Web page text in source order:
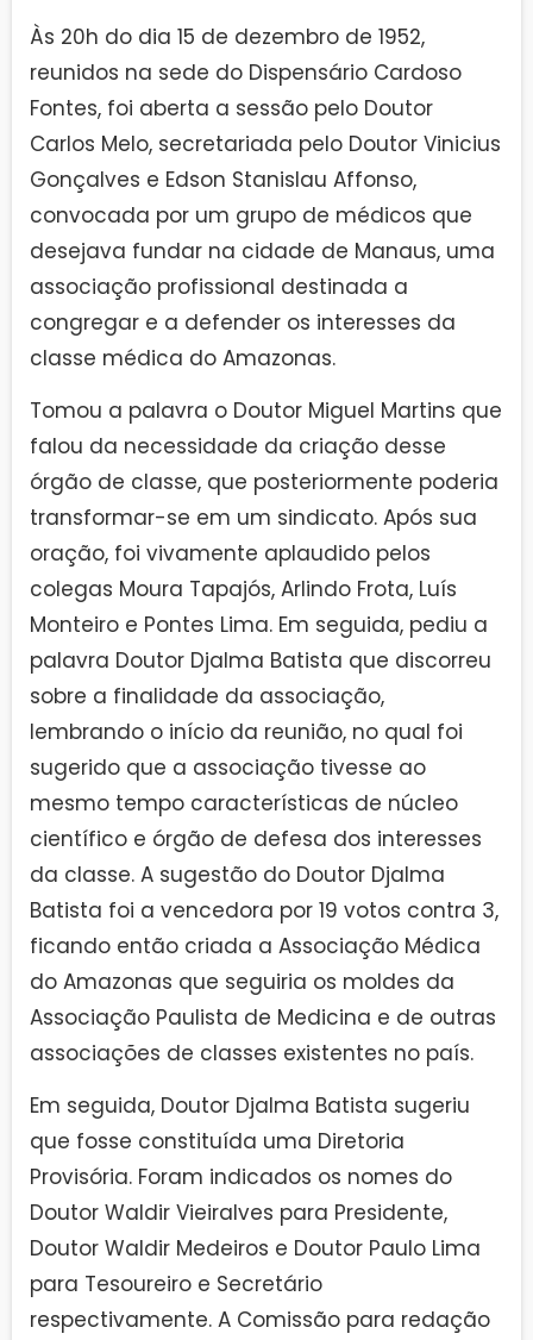
Às 20h do dia 15 de dezembro de 1952,
reunidos na sede do Dispensário Cardoso
Fontes, foi aberta a sessão pelo Doutor
Carlos Melo, secretariada pelo Doutor Vinicius
Gonçalves e Edson Stanislau Affonso,
convocada por um grupo de médicos que
desejava fundar na cidade de Manaus, uma
associação profissional destinada a
congregar e a defender os interesses da
classe médica do Amazonas.
Tomou a palavra o Doutor Miguel Martins que
falou da necessidade da criação desse
órgão de classe, que posteriormente poderia
transformar-se em um sindicato. Após sua
oração, foi vivamente aplaudido pelos
colegas Moura Tapajós, Arlindo Frota, Luís
Monteiro e Pontes Lima. Em seguida, pediu a
palavra Doutor Djalma Batista que discorreu
sobre a finalidade da associação,
lembrando o início da reunião, no qual foi
sugerido que a associação tivesse ao
mesmo tempo características de núcleo
científico e órgão de defesa dos interesses
da classe. A sugestão do Doutor Djalma
Batista foi a vencedora por 19 votos contra 3,
ficando então criada a Associação Médica
do Amazonas que seguiria os moldes da
Associação Paulista de Medicina e de outras
associações de classes existentes no país.
Em seguida, Doutor Djalma Batista sugeriu
que fosse constituída uma Diretoria
Provisória. Foram indicados os nomes do
Doutor Waldir Vieiralves para Presidente,
Doutor Waldir Medeiros e Doutor Paulo Lima
para Tesoureiro e Secretário
respectivamente. A Comissão para redação